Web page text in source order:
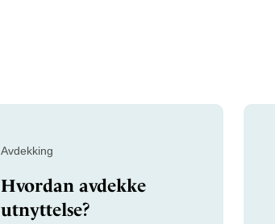
Avdekking
Hvordan avdekke
utnyttelse?